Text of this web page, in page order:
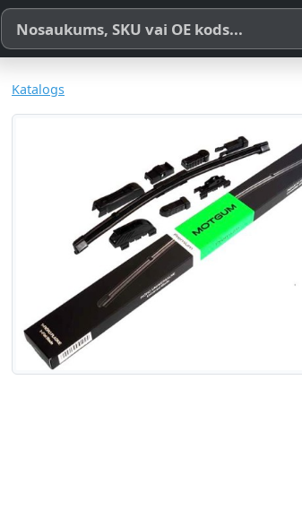
Meklēt pēc produkta nosaukuma, SKU vai OE koda
Katalogs